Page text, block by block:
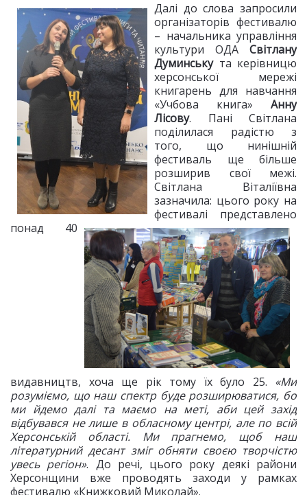
Далі до слова запросили
організаторів фестивалю
– начальника управління
культури ОДА Світлану
Думинськута керівницю
херсонської мережі
книгарень для навчання
«Учбова книга» Анну
Лісову. Пані Світлана
поділилася радістю з
того, що нинішній
фестиваль ще більше
розширив свої межі.
Світлана Віталіївна
зазначила: цього року на
фестивалі представлено
понад 40
видавництв, хоча ще рік тому їх було 25. «Ми
розуміємо, що наш спектр буде розширюватися, бо
ми йдемо далі та маємо на меті, аби цей захід
відбувався не лише в обласному центрі, але по всій
Херсонській області. Ми прагнемо, щоб наш
літературний десант зміг обняти своєю творчістю
увесь регіон». До речі, цього року деякі райони
Херсонщини вже проводять заходи у рамках
фестивалю «Книжковий Миколай».